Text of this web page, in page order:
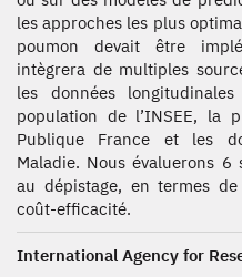
les approches les plus
poumon devait être
intègrera de multiples
les données
population de l’INSEE, la
Publique France et les
Maladie. Nous évaluerons 6
au dépistage, en termes
coût-efficacité.
International Agency for